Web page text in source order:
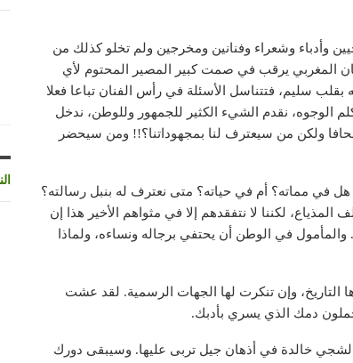
وأدباء وشعراء وفنانين ومخرجين ولم تخلو كذلك من
المغربي يرقب في صمت كبير المصير المحتوم لأي
سليم، فتتناسل الأسئلة في رأس الفنان تباعا فعلا
الوجوه، نقدم الشيء الكثير للجمهور وللوطن، ندخل
ولكن من سيعترف لنا بمجهوداتنا؟!! ومن سيحضر
في مماته؟ أم في حياته؟ متى نعترف له بنبل رسالته؟
لكننا لا نتفقدهم إلا في مثواهم الأخير هذا إن
في الوطن أن يحتفي برجاله ونساءه، ولماذا
وإن تنكرت لها الجهات الرسمية. لقد عشت
دمك الذي يسري بأدبك.
خالدة في أذهان جيل تربى عليها. وسيبقى دورك